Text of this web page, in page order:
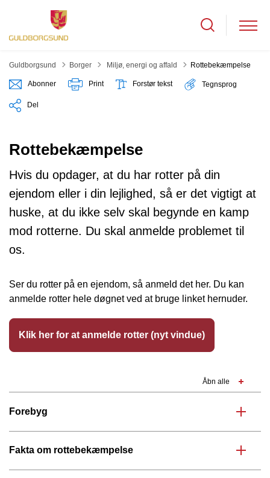
Guldborgsund Borger Tilbage til
Miljø, energi og affald Rottebekæmpelse
Abonner Print Forstør tekst Tegnsprog
Del
Rottebekæmpelse
Hvis du opdager, at du har rotter på din
ejendom eller i din lejlighed, så er det vigtigt at
huske, at du ikke selv skal begynde en kamp
mod rotterne. Du skal anmelde problemet til
os.
Ser du rotter på en ejendom, så anmeld det her. Du kan
anmelde rotter hele døgnet ved at bruge linket hernuder.
Klik her for at anmelde rotter (nyt vindue)
Åbn alle
Forebyg
Fakta om rottebekæmpelse